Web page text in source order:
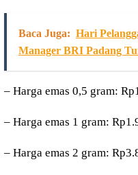
Baca Juga: Hari
Manager BRI Padang
– Harga emas 0,5 gram:
– ⁠Harga emas 1 gram:
– ⁠Harga emas 2 gram: